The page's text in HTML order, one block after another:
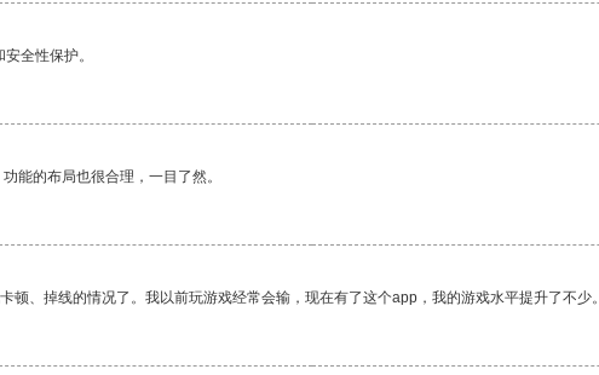
全性保护。
能的布局也很合理，一目了然。
、掉线的情况了。我以前玩游戏经常会输，现在有了这个app，我的游戏水平提升了不少。